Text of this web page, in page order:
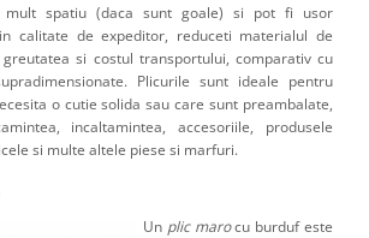
mult spatiu (daca sunt goale) si pot fi usor
calitate de expeditor, reduceti materialul de
si costul transportului, comparativ cu
Plicurile sunt ideale pentru
o cutie solida sau care sunt preambalate,
incaltamintea, accesoriile, produsele
si multe altele piese si marfuri.
Un plic marocu burduf este